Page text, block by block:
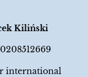
Kiliński
international